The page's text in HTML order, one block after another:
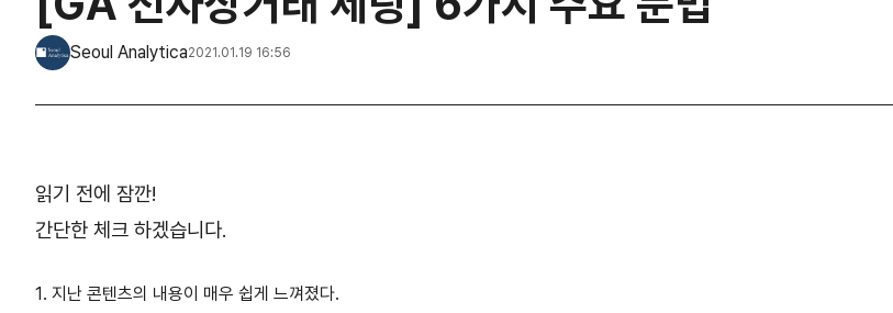
Seoul Analytica2021.01.19 16:56
읽기 전에 잠깐!
간단한 체크 하겠습니다.
1. 지난 콘텐츠의 내용이 매우 쉽게 느껴졌다.